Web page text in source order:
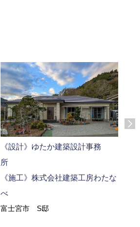
《設計》ゆたか建築設計事務
《施工》株式会社建築工房わたな
べ
富士宮市 S邸